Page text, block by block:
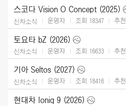
스코다 Vision O Concept (2025)
신차소식 운영자 조회 18347 추천
토요타 bZ (2026)
신차소식 운영자 조회 16633 추천
기아 Seltos (2027)
신차소식 운영자 조회 18416 추천
현대차 Ioniq 9 (2026)